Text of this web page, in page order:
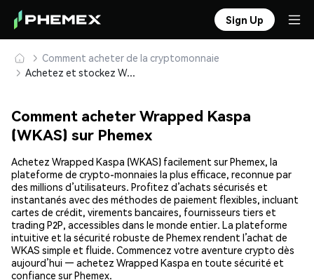
Sign Up
Comment acheter de la cryptomonnaie
Achetez et stockez Wrapped Kaspa (WKAS) en toute sécurité
Comment acheter Wrapped Kaspa
(WKAS) sur Phemex
Achetez Wrapped Kaspa (WKAS) facilement sur Phemex, la
plateforme de crypto-monnaies la plus efficace, reconnue par
des millions d’utilisateurs. Profitez d’achats sécurisés et
instantanés avec des méthodes de paiement flexibles, incluant
cartes de crédit, virements bancaires, fournisseurs tiers et
trading P2P, accessibles dans le monde entier. La plateforme
intuitive et la sécurité robuste de Phemex rendent l’achat de
WKAS simple et fluide. Commencez votre aventure crypto dès
aujourd’hui — achetez Wrapped Kaspa en toute sécurité et
confiance sur Phemex.